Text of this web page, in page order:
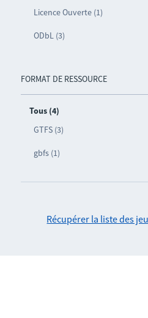
Licence Ouverte (1)
ODbL (3)
FORMAT DE RESSOURCE
Tous (4)
GTFS (3)
gbfs (1)
Récupérer la liste des